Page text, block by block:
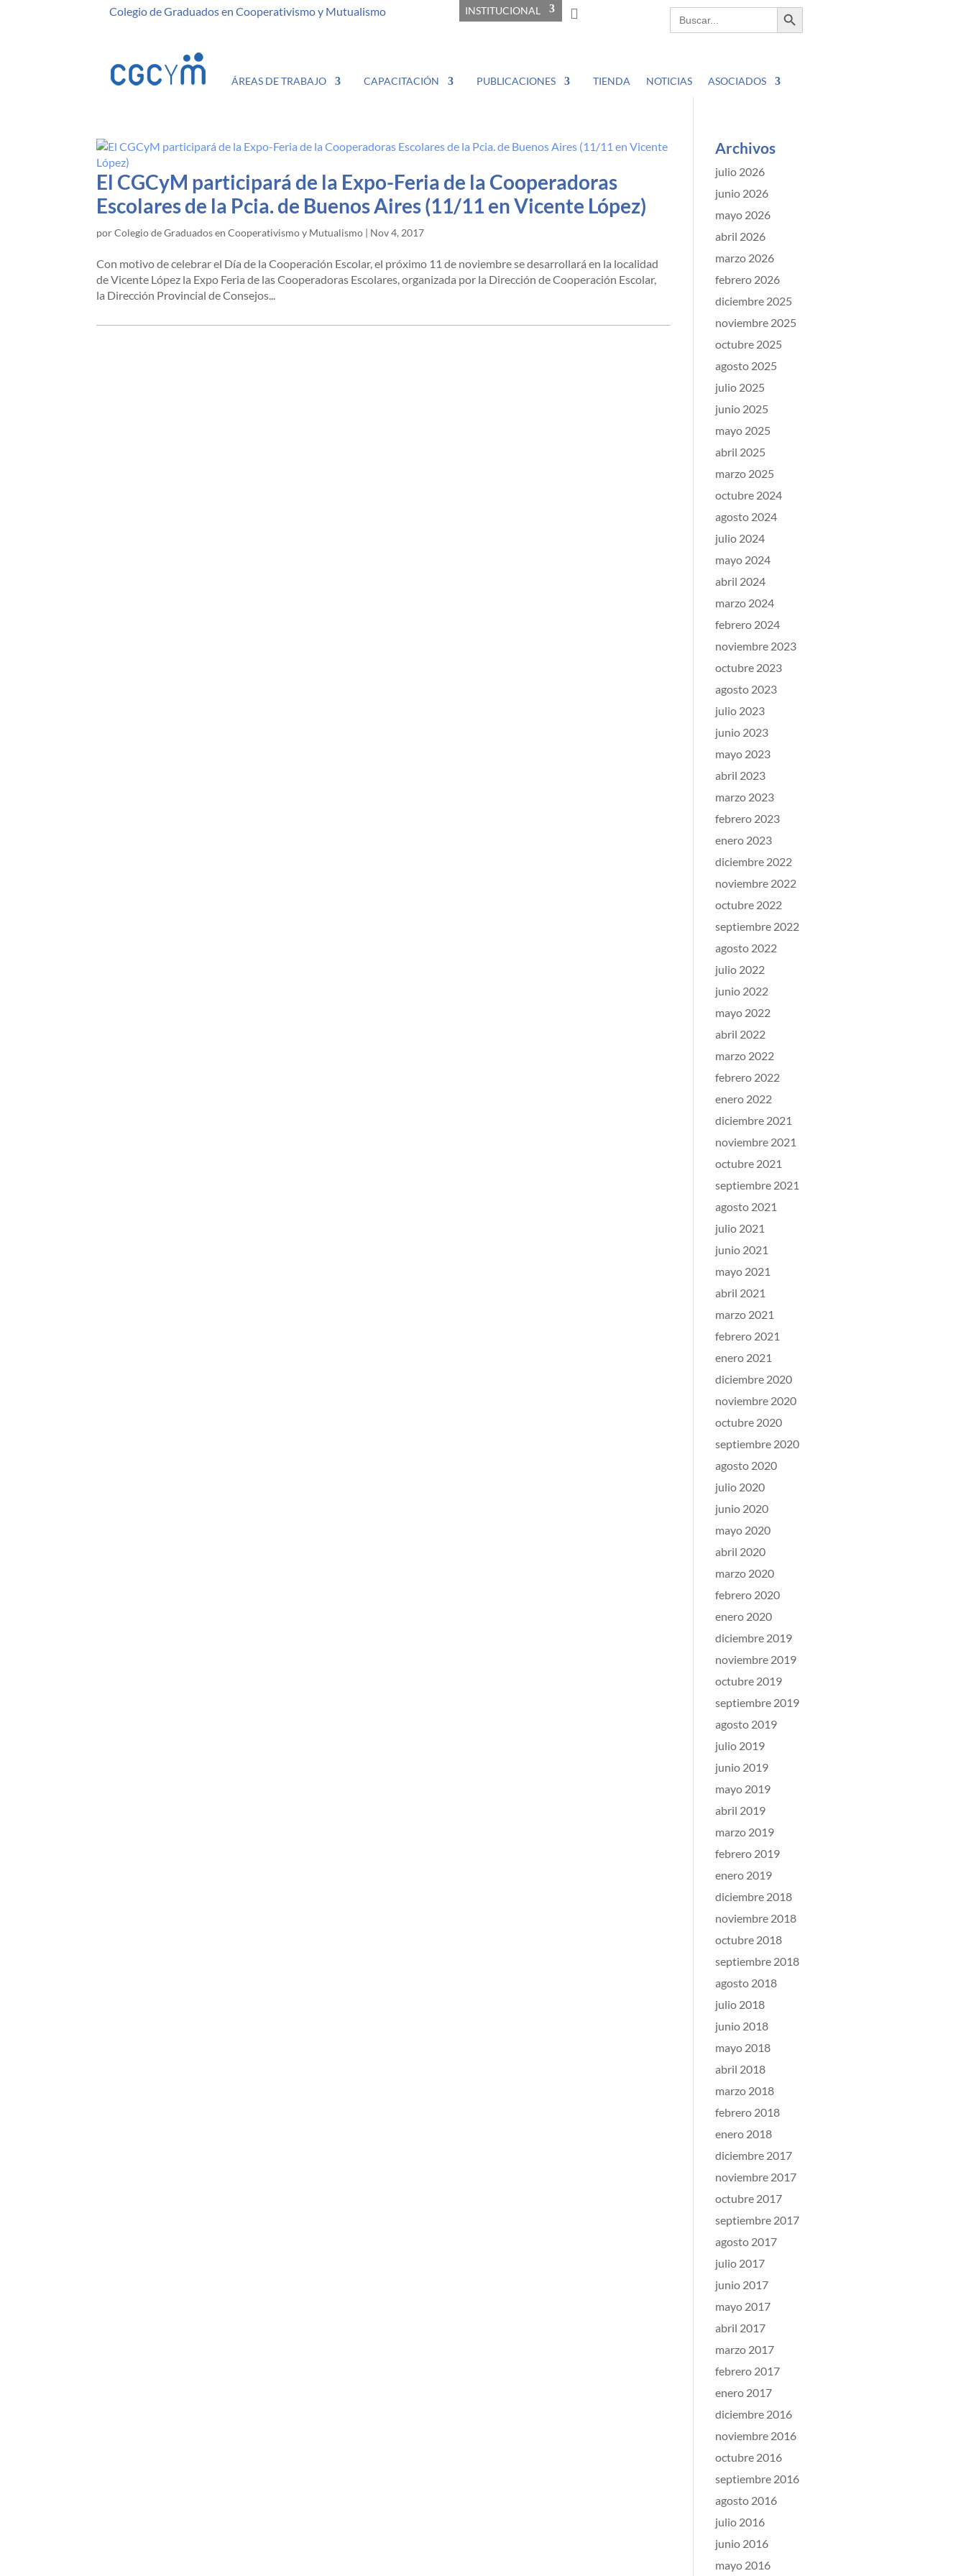
Colegio de Graduados en Cooperativismo y Mutualismo INSTITUCIONAL Buscar: Botón de búsqueda
ÁREAS DE TRABAJO CAPACITACIÓN PUBLICACIONES TIENDA NOTICIAS ASOCIADOS
El CGCyM participará de la Expo-Feria de la Cooperadoras
Escolares de la Pcia. de Buenos Aires (11/11 en Vicente López)
porColegio de Graduados en Cooperativismo y Mutualismo | Nov 4, 2017
Con motivo de celebrar el Día de la Cooperación Escolar, el próximo 11 de noviembre se desarrollará en la localidad
de Vicente López la Expo Feria de las Cooperadoras Escolares, organizada por la Dirección de Cooperación Escolar,
la Dirección Provincial de Consejos...
Archivos
julio 2026
junio 2026
mayo 2026
abril 2026
marzo 2026
febrero 2026
diciembre 2025
noviembre 2025
octubre 2025
agosto 2025
julio 2025
junio 2025
mayo 2025
abril 2025
marzo 2025
octubre 2024
agosto 2024
julio 2024
mayo 2024
abril 2024
marzo 2024
febrero 2024
noviembre 2023
octubre 2023
agosto 2023
julio 2023
junio 2023
mayo 2023
abril 2023
marzo 2023
febrero 2023
enero 2023
diciembre 2022
noviembre 2022
octubre 2022
septiembre 2022
agosto 2022
julio 2022
junio 2022
mayo 2022
abril 2022
marzo 2022
febrero 2022
enero 2022
diciembre 2021
noviembre 2021
octubre 2021
septiembre 2021
agosto 2021
julio 2021
junio 2021
mayo 2021
abril 2021
marzo 2021
febrero 2021
enero 2021
diciembre 2020
noviembre 2020
octubre 2020
septiembre 2020
agosto 2020
julio 2020
junio 2020
mayo 2020
abril 2020
marzo 2020
febrero 2020
enero 2020
diciembre 2019
noviembre 2019
octubre 2019
septiembre 2019
agosto 2019
julio 2019
junio 2019
mayo 2019
abril 2019
marzo 2019
febrero 2019
enero 2019
diciembre 2018
noviembre 2018
octubre 2018
septiembre 2018
agosto 2018
julio 2018
junio 2018
mayo 2018
abril 2018
marzo 2018
febrero 2018
enero 2018
diciembre 2017
noviembre 2017
octubre 2017
septiembre 2017
agosto 2017
julio 2017
junio 2017
mayo 2017
abril 2017
marzo 2017
febrero 2017
enero 2017
diciembre 2016
noviembre 2016
octubre 2016
septiembre 2016
agosto 2016
julio 2016
junio 2016
mayo 2016